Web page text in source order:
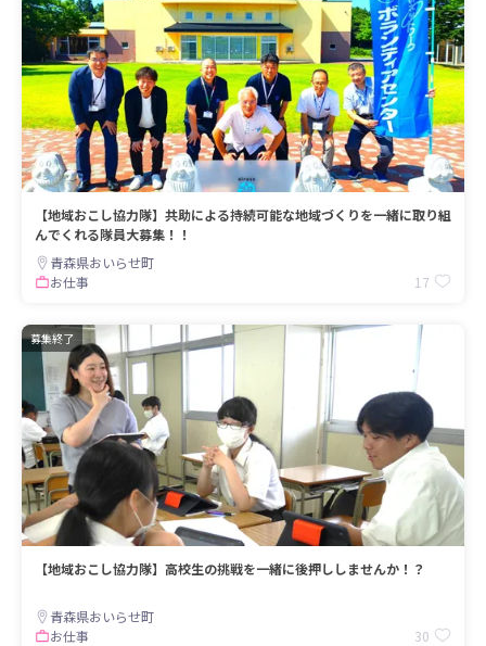
【地域おこし協力隊】共助による持続可能な地域づくりを一緒に取り組
んでくれる隊員大募集！！
青森県おいらせ町
お仕事
17
募集終了
【地域おこし協力隊】高校生の挑戦を一緒に後押ししませんか！？
青森県おいらせ町
お仕事
30